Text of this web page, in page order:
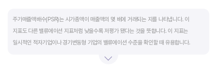
주가매출액배수(PSR)는 시가총액이 매출액의 몇 배에 거래되는 지를 나타냅니다. 이
지표도 다른 밸류에이션 지표처럼 낮을수록 저평가 됐다는 것을 뜻합니다. 이 지표는
일시적인 적자기업이나 경기변동형 기업의 밸류에이션 수준을 확인할 때 유용합니다.